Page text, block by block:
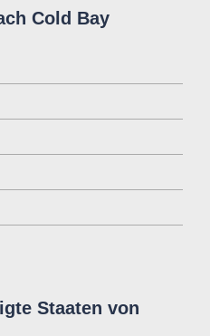
Cold Bay
Staaten von